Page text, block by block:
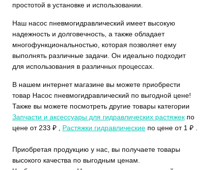
простотой в установке и использовании.
Наш насос пневмогидравлический имеет высокую
надежность и долговечность, а также обладает
многофункциональностью, которая позволяет ему
выполнять различные задачи. Он идеально подходит
для использования в различных процессах.
В нашем интернет магазине вы можете приобрести
товар Насос пневмогидравлический по выгодной цене!
Также вы можете посмотреть другие товары категории
Запчасти и аксессуары для гидравлических растяжек по
цене от 233 ₽ , Растяжки гидравлические по цене от 1 ₽ .
Приобретая продукцию у нас, вы получаете товары
высокого качества по выгодным ценам.